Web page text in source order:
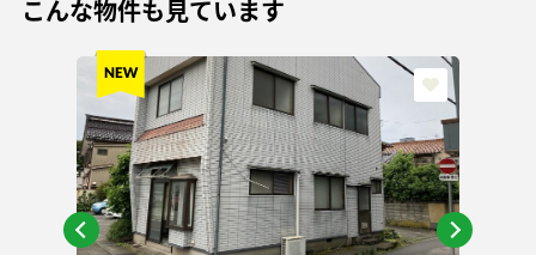
こんな物件も見ています